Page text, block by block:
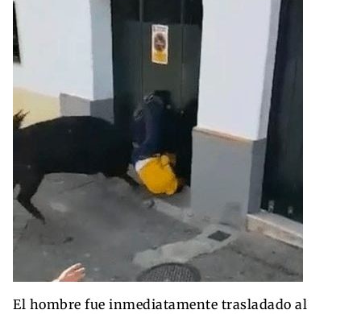
El hombre fue inmediatamente trasladado al